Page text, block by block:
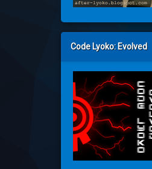
Code Lyoko: Evolved